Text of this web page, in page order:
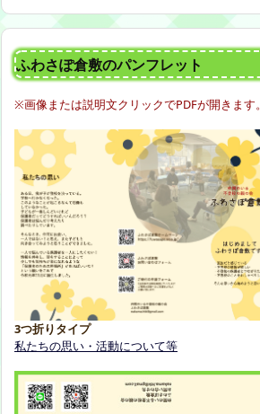
ふわさぽ倉敷のパンフレット
※画像または説明文クリックでPDFが開きます。
3つ折りタイプ
私たちの思い・活動について等